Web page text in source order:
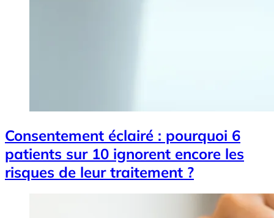
Consentement éclairé : pourquoi 6
patients sur 10 ignorent encore les
risques de leur traitement ?